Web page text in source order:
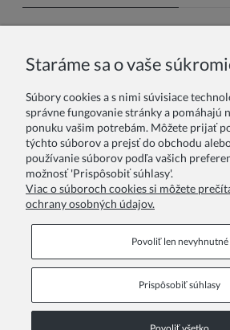
Vaše hodnotenie:
Staráme sa o vaše
Súbory cookies a s nimi súvisiace
správne fungovanie stránky a pomáhajú
ponuku vašim potrebám. Môžete prijať
týchto súborov a prejsť do obchodu
používanie súborov podľa vašich
možnosť 'Prispôsobiť súhlasy'.
Viac o súboroch cookies si môžete
ochrany osobných údajov.
Povoliť len nevyhnutné
Prispôsobiť súhlasy